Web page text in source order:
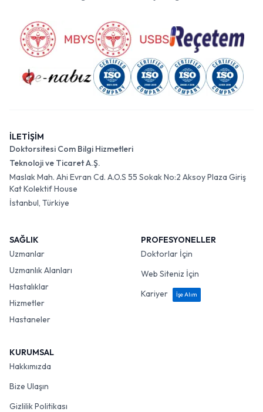
İLETİŞİM
Doktorsitesi Com Bilgi Hizmetleri
Teknoloji ve Ticaret A.Ş.
Maslak Mah. Ahi Evran Cd. A.O.S 55 Sokak No:2 Aksoy Plaza Giriş
Kat Kolektif House
İstanbul, Türkiye
SAĞLIK
Uzmanlar
Uzmanlık Alanları
Hastalıklar
Hizmetler
Hastaneler
PROFESYONELLER
Doktorlar İçin
Web Siteniz İçin
Kariyer
İşe Alım
KURUMSAL
Hakkımızda
Bize Ulaşın
Gizlilik Politikası